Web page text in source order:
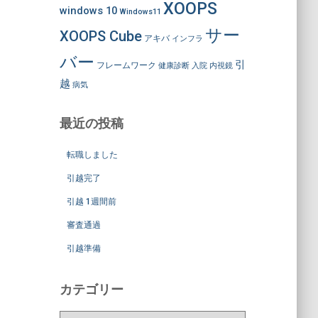
windows 10 Windows11 XOOPS
XOOPS Cube アキバ インフラ サー
バー フレームワーク 健康診断 入院 内視鏡 引
越 病気
最近の投稿
転職しました
引越完了
引越 1週間前
審査通過
引越準備
カテゴリー